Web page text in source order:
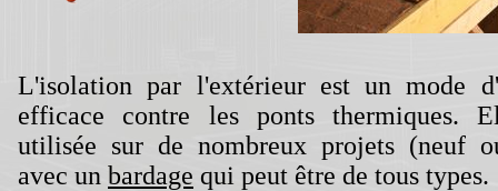
L'isolation par l'extérieur est un mode
efficace contre les ponts thermiques.
utilisée sur de nombreux projets (neuf
avec un bardage qui peut être de tous types.